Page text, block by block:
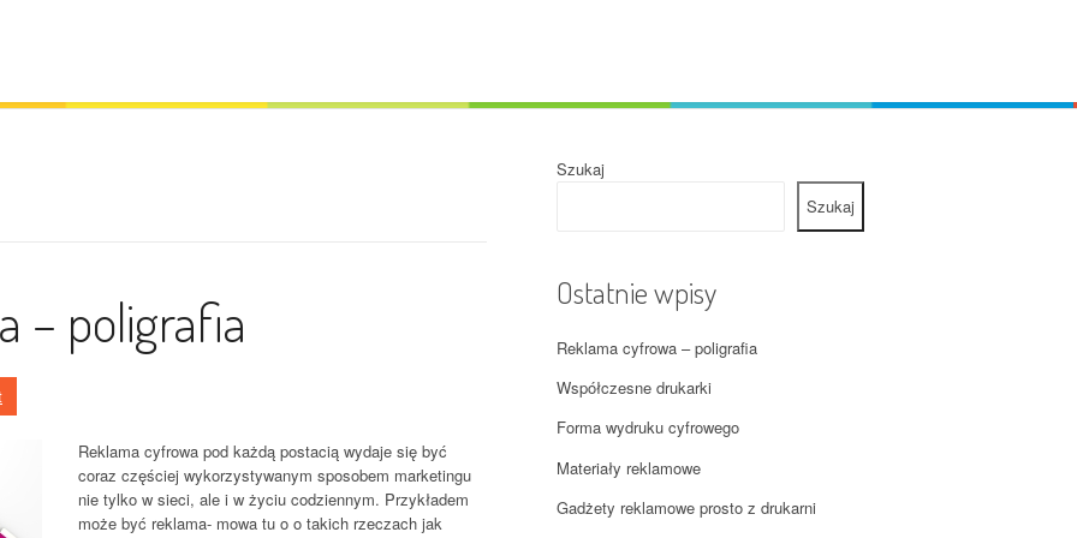
– poligrafia
Reklama cyfrowa pod każdą postacią wydaje się być
coraz częściej wykorzystywanym sposobem marketingu
nie tylko w sieci, ale i w życiu codziennym. Przykładem
może być reklama- mowa tu o o takich rzeczach jak
Szukaj
Szukaj
Ostatnie wpisy
Reklama cyfrowa – poligrafia
Współczesne drukarki
Forma wydruku cyfrowego
Materiały reklamowe
Gadżety reklamowe prosto z drukarni